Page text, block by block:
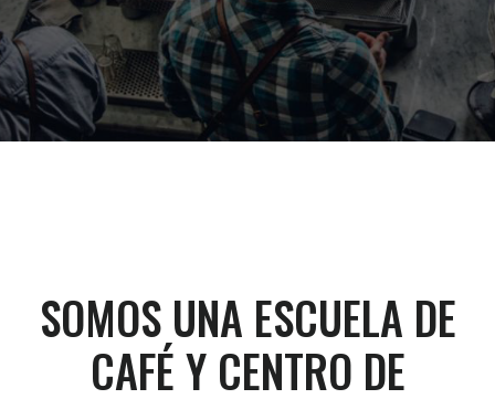
SOMOS UNA ESCUELA DE
CAFÉ Y CENTRO DE